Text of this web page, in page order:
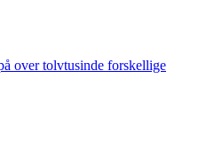
over tolvtusinde forskellige